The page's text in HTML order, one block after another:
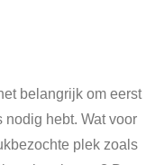
belangrijk om eerst
hebt. Wat voor
plek zoals